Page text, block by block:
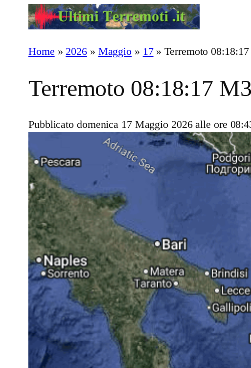
Home » 2026» Maggio » 17»Terremoto
Terremoto 08:18:17
Pubblicato domenica 17 Maggio 2026 alle ore